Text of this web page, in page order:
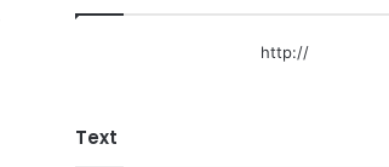
http://
Text